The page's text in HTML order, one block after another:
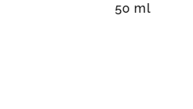
50 ml